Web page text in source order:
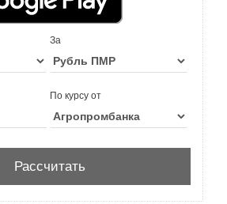
За
По курсу от